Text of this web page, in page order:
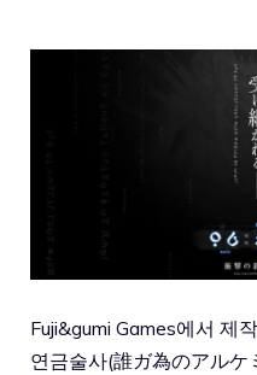
Fuji&gumi Games에서 제
연금술사(誰ガ為のアル